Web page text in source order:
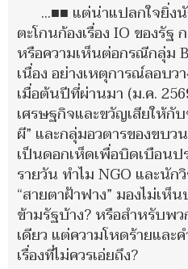
...■■ แต่น่าแปลกใจยิ่
ตะโกนก้องเรื่อง IO ของรัฐ
หรือความเห็นต่อกรณีกลุ่ม
เนื่อง อย่างเหตุการณ์ลอบ
เมื่อต้นปีที่ผ่านมา (ม.ค.
เศรษฐกิจและขวัญเสียให้กั
ผี” และกลุ่มอวตารของขบ
เป็นดอกเห็ดเพื่อบิดเบือนป
รายวัน ทำไม NGO และนัก
“สายตาฝ้าฟาง” มองไม่เห็
ข้ามรัฐบ้าง? หรือสำหรับพว
เดียว แต่ความโหดร้ายและ
เรื่องที่ไม่ควรเอ่ยถึง?